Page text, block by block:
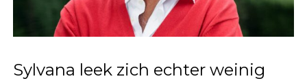
Sylvana leek zich echter weinig